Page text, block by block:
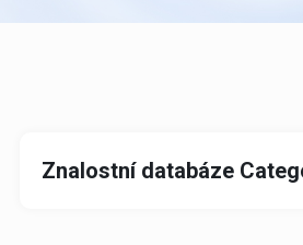
Znalostní databáze